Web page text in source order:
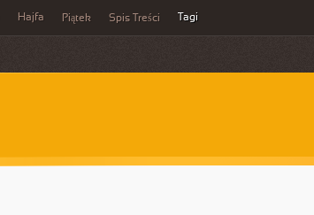
Hajfa Piątek Spis Treści Tagi